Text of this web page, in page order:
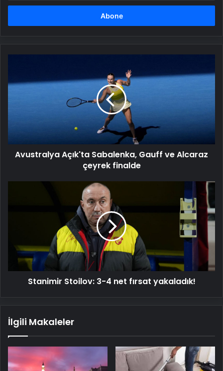
adresinizi
Sabalenka,
Avustralya Açık'ta Sabalenka, Gauff ve Alcaraz
çeyrek finalde
yakaladık!
Stanimir Stoilov: 3-4 net fırsat yakaladık!
İlgili Makaleler